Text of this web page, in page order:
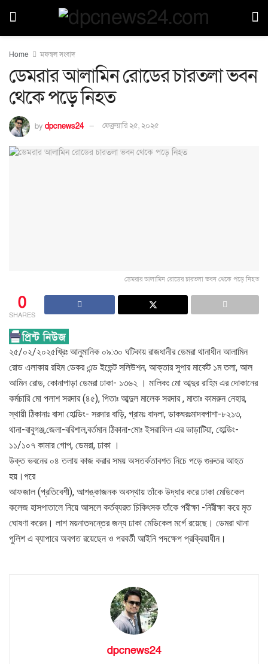
Home মফস্বল সংবাদ
ডেমরার আলামিন রোডের চারতলা ভবন
থেকে পড়ে নিহত
by dpcnews24 ফেব্রুয়ারি ২৫, ২০২৫
ডেমরার আলামিন রোডের চারতলা ভবন থেকে পড়ে নিহত
0
SHARES
২৫/০২/২০২৫খ্রিঃ আনুমানিক ০৯:৩০ ঘটিকায় রাজধানীর ডেমরা থানাধীন আলামিন
রোড এলাকায় রহিম ডেকর এন্ড ইভেন্ট সলিউশন, আক্তার সুপার মার্কেট ১ম তলা, আল
আমিন রোড, কোনাপাড়া ডেমরা ঢাকা- ১৩৬২ । মালিকঃ মো আব্দুর রাহিম এর দোকানের
কর্মচারি মো পলাশ সরদার (৪৫), পিতাঃ আব্দুল মালেক সরদার , মাতাঃ কামরুন নেহার,
স্থায়ী ঠিকানাঃ বাসা হোল্ডিং- সরদার বাড়ি, গ্রামঃ বাদলা, ডাকঘরঃমাদবপাশা-৮২১৩,
থানা-বাবুগঞ্জ,জেলা-বরিশাল,বর্তমান ঠিকানা-মোঃ ইসরাফিল এর ভাড়াটিয়া, হোল্ডিং-
১১/১০৭ কামার গোপ, ডেমরা, ঢাকা ।
উক্ত ভবনের ০৪ তলায় কাজ করার সময় অসতর্কতাবশত নিচে পড়ে গুরুতর আহত
হয়।পরে
আফজাল (প্রতিবেশী), আশঙ্কাজনক অবস্থায় তাঁকে উদ্ধার করে ঢাকা মেডিকেল
কলেজ হাসপাতালে নিয়ে আসলে কর্তব্যরত চিকিৎসক তাঁকে পরীক্ষা -নিরীক্ষা করে মৃত
ঘোষণা করেন। লাশ ময়নাতদন্তের জন্য ঢাকা মেডিকেল মর্গে রয়েছে। ডেমরা থানা
পুলিশ এ ব্যাপারে অবগত রয়েছেন ও পরবর্তী আইনি পদক্ষেপ প্রক্রিয়াধীন।
dpcnews24